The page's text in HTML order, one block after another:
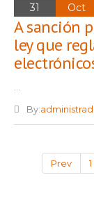
31 Oct
A sanción
ley que
By:
Prev 1